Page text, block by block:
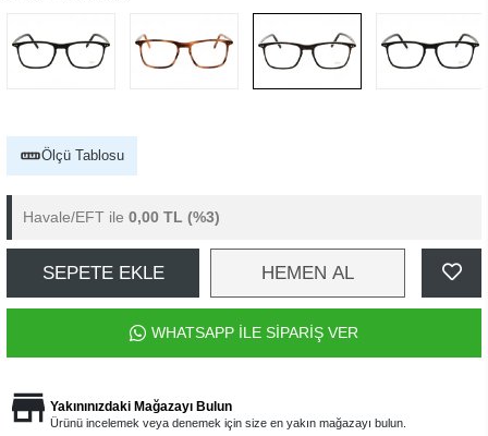
Ölçü Tablosu
Havale/EFT ile 0,00 TL (%3)
SEPETE EKLE HEMEN AL
WHATSAPP İLE SİPARİŞ VER
Yakınınızdaki Mağazayı Bulun
Ürünü incelemek veya denemek için size en yakın mağazayı bulun.